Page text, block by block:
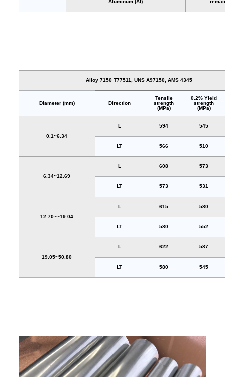
Aluminum (Al)
Alloy 7150 T77511, UNS A97150, AMS 4345
Diameter (mm) Direction
Tensile
strength
(MPa)
0.2% Yield
strength
(MPa)
0.1~6.34
L 594 545
LT 566 510
6.34~12.69
L 608 573
LT 573 531
12.70~~19.04
L 615 580
LT 580 552
19.05~50.80
L 622 587
LT 580 545